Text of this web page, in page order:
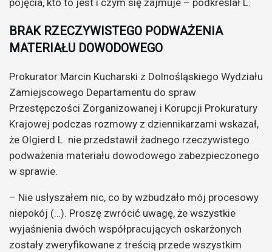
pojęcia, kto to jest i czym się zajmuje – podkreślał L.
BRAK RZECZYWISTEGO PODWAŻENIA
MATERIAŁU DOWODOWEGO
Prokurator Marcin Kucharski z Dolnośląskiego Wydziału
Zamiejscowego Departamentu do spraw
Przestępczości Zorganizowanej i Korupcji Prokuratury
Krajowej podczas rozmowy z dziennikarzami wskazał,
że Olgierd L. nie przedstawił żadnego rzeczywistego
podważenia materiału dowodowego zabezpieczonego
w sprawie.
– Nie usłyszałem nic, co by wzbudzało mój procesowy
niepokój (…). Proszę zwrócić uwagę, że wszystkie
wyjaśnienia dwóch współpracujących oskarżonych
zostały zweryfikowane z treścią przede wszystkim